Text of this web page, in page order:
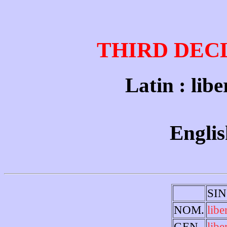
THIRD
Latin :
NOM.